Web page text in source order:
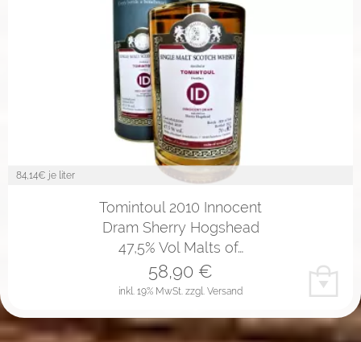
84,14€ je liter
Tomintoul 2010 Innocent
Dram Sherry Hogshead
47,5% Vol Malts of…
inkl. 19% MwSt. zzgl. Versand
58,90 €